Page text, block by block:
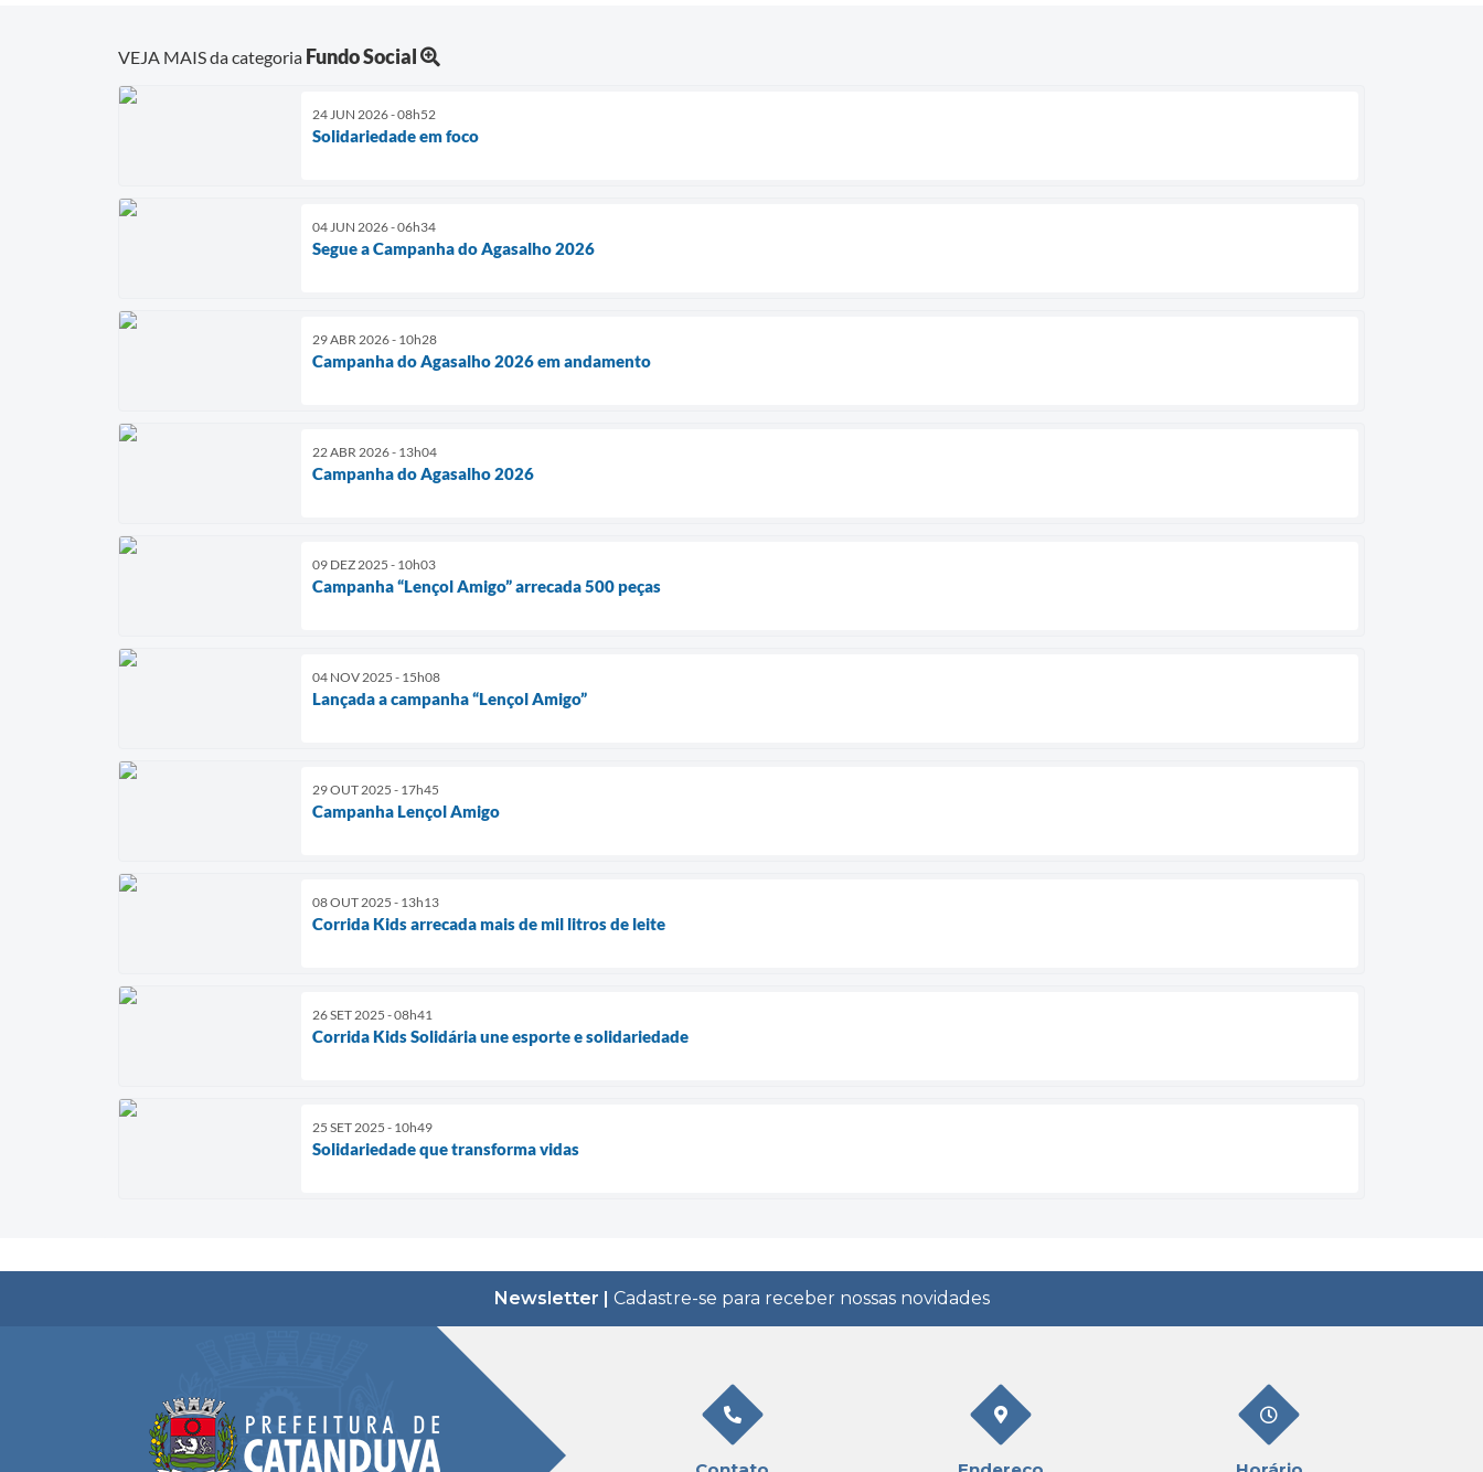
VEJA MAIS da categoria Fundo Social
24 JUN 2026 - 08h52
Solidariedade em foco
04 JUN 2026 - 06h34
Segue a Campanha do Agasalho 2026
29 ABR 2026 - 10h28
Campanha do Agasalho 2026 em andamento
22 ABR 2026 - 13h04
Campanha do Agasalho 2026
09 DEZ 2025 - 10h03
Campanha “Lençol Amigo” arrecada 500 peças
04 NOV 2025 - 15h08
Lançada a campanha “Lençol Amigo”
29 OUT 2025 - 17h45
Campanha Lençol Amigo
08 OUT 2025 - 13h13
Corrida Kids arrecada mais de mil litros de leite
26 SET 2025 - 08h41
Corrida Kids Solidária une esporte e solidariedade
25 SET 2025 - 10h49
Solidariedade que transforma vidas
Newsletter | Cadastre-se para receber nossas novidades